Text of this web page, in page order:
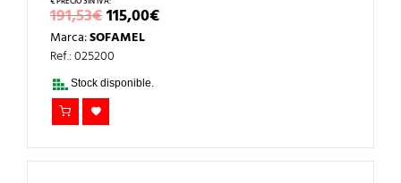
191,53€EL
PRECIO
ORIGINAL
ERA:
191,53€.
115,00€EL
PRECIO
Marca:SOFAMEL
Ref.: 025200
Stock disponible.